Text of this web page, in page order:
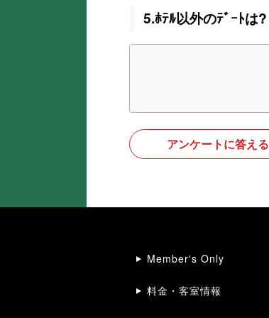
5.ﾎﾃﾙ以外のﾃﾞｰﾄは?
アンケートに答える
Member's Only
料金・客室情報